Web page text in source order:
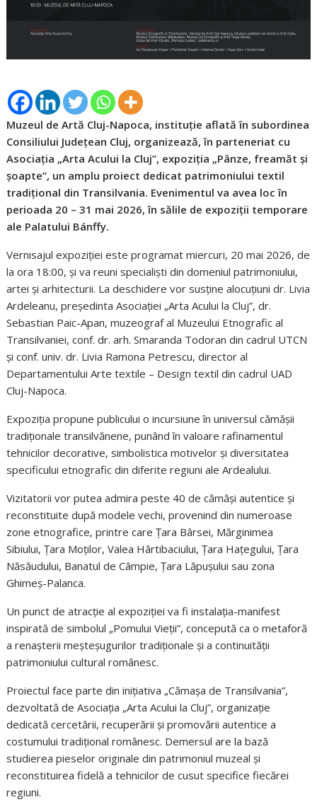
Muzeul de Artă Cluj-Napoca, instituție aflată în subordinea
Consiliului Județean Cluj, organizează, în parteneriat cu
Asociația „Arta Acului la Cluj”, expoziția „Pânze, freamăt și
șoapte”, un amplu proiect dedicat patrimoniului textil
tradițional din Transilvania. Evenimentul va avea loc în
perioada 20 – 31 mai 2026, în sălile de expoziții temporare
ale Palatului Bánffy.
Vernisajul expoziției este programat miercuri, 20 mai 2026, de
la ora 18:00, și va reuni specialiști din domeniul patrimoniului,
artei și arhitecturii. La deschidere vor susține alocuțiuni dr. Livia
Ardeleanu, președinta Asociației „Arta Acului la Cluj”, dr.
Sebastian Paic-Apan, muzeograf al Muzeului Etnografic al
Transilvaniei, conf. dr. arh. Smaranda Todoran din cadrul UTCN
și conf. univ. dr. Livia Ramona Petrescu, director al
Departamentului Arte textile – Design textil din cadrul UAD
Cluj-Napoca.
Expoziția propune publicului o incursiune în universul cămășii
tradiționale transilvănene, punând în valoare rafinamentul
tehnicilor decorative, simbolistica motivelor și diversitatea
specificului etnografic din diferite regiuni ale Ardealului.
Vizitatorii vor putea admira peste 40 de cămăși autentice și
reconstituite după modele vechi, provenind din numeroase
zone etnografice, printre care Țara Bârsei, Mărginimea
Sibiului, Țara Moților, Valea Hârtibaciului, Țara Hațegului, Țara
Năsăudului, Banatul de Câmpie, Țara Lăpușului sau zona
Ghimeș-Palanca.
Un punct de atracție al expoziției va fi instalația-manifest
inspirată de simbolul „Pomului Vieții”, concepută ca o metaforă
a renașterii meșteșugurilor tradiționale și a continuității
patrimoniului cultural românesc.
Proiectul face parte din inițiativa „Cămașa de Transilvania”,
dezvoltată de Asociația „Arta Acului la Cluj”, organizație
dedicată cercetării, recuperării și promovării autentice a
costumului tradițional românesc. Demersul are la bază
studierea pieselor originale din patrimoniul muzeal și
reconstituirea fidelă a tehnicilor de cusut specifice fiecărei
regiuni.